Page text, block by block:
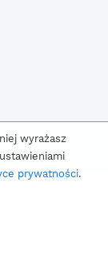
wyrażasz
prywatności.